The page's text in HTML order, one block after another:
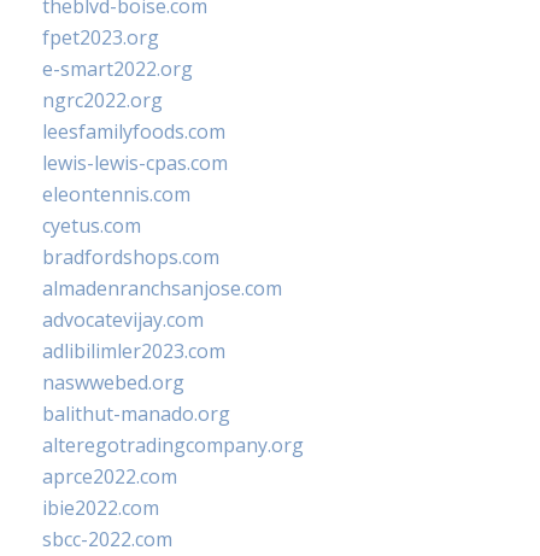
theblvd-boise.com
fpet2023.org
e-smart2022.org
ngrc2022.org
leesfamilyfoods.com
lewis-lewis-cpas.com
eleontennis.com
cyetus.com
bradfordshops.com
almadenranchsanjose.com
advocatevijay.com
adlibilimler2023.com
naswwebed.org
balithut-manado.org
alteregotradingcompany.org
aprce2022.com
ibie2022.com
sbcc-2022.com